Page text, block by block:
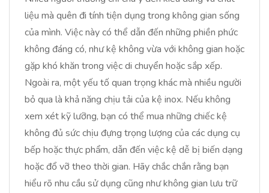
liệu mà quên đi tính tiện dụng trong không gian sống
của mình. Việc này có thể dẫn đến những phiền phức
không đáng có, như kệ không vừa với không gian hoặc
gặp khó khăn trong việc di chuyển hoặc sắp xếp.
Ngoài ra, một yếu tố quan trọng khác mà nhiều người
bỏ qua là khả năng chịu tải của kệ inox. Nếu không
xem xét kỹ lưỡng, bạn có thể mua những chiếc kệ
không đủ sức chịu đựng trọng lượng của các dụng cụ
bếp hoặc thực phẩm, dẫn đến việc kệ dễ bị biến dạng
hoặc đổ vỡ theo thời gian. Hãy chắc chắn rằng bạn
hiểu rõ nhu cầu sử dụng cũng như không gian lưu trữ